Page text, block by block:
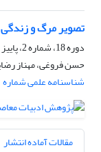
تصویر مرگ و
دوره 18، شماره 2، پاییز 1392، صفحه
حسن فروغی، مهناز
شناسنامه علمی شماره
مقالات آماده انتشار